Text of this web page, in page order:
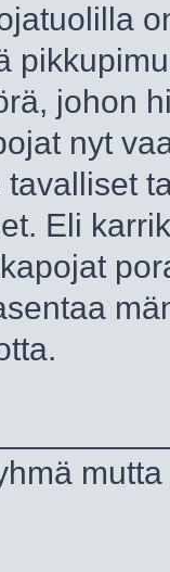
johon
nyt
tavalliset
Eli